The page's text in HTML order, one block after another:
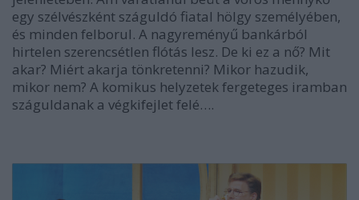
egy szélvészként száguldó fiatal hölgy személyében,
és minden felborul. A nagyreményű bankárból
hirtelen szerencsétlen flótás lesz. De ki ez a nő? Mit
akar? Miért akarja tönkretenni? Mikor hazudik,
mikor nem? A komikus helyzetek fergeteges iramban
száguldanak a végkifejlet felé….